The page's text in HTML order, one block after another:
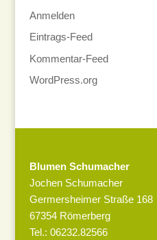
Anmelden
Eintrags-Feed
Kommentar-Feed
WordPress.org
Blumen Schumacher
Jochen Schumacher
Germersheimer Straße 168
67354 Römerberg
Tel.: 06232.82566